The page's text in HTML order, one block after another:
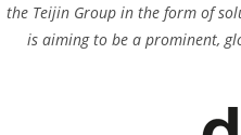
the Teijin Group in the form of
is aiming to be a prominent,